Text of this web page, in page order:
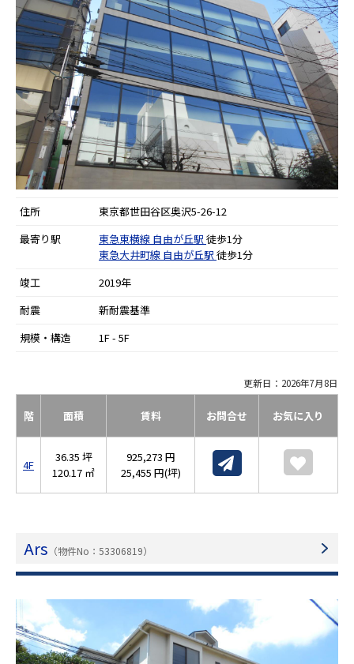
住所
東京都世田谷区奥沢5-26-12
最寄り駅
東急東横線 自由が丘駅 徒歩1分
東急大井町線 自由が丘駅 徒歩1分
竣工
2019年
耐震
新耐震基準
規模・構造
1F - 5F
更新日：2026年7月8日
階 面積 賃料 お問合せ お気に入り
4F
36.35 坪
120.17 ㎡
925,273 円
25,455 円(坪)
Ars （物件No：53306819）